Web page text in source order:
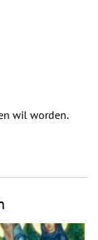
wil worden.